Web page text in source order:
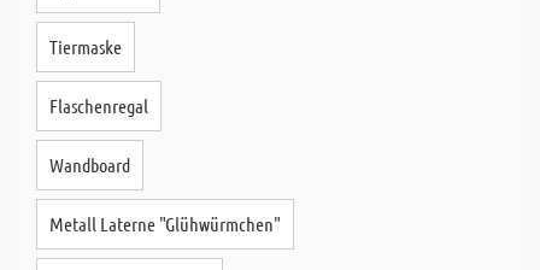
Tiermaske
Flaschenregal
Wandboard
Metall Laterne "Glühwürmchen"